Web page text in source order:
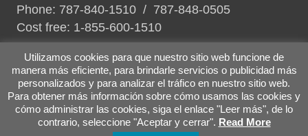
Phone: 787-840-1510 / 787-848-0505
Cost free: 1-855-600-1510
Privacy Policies|Terms and Conditions|About
us
© 2026 Museo de Arte de Ponce |Developed by MIO Digital
Utilizamos cookies para que nuestro sitio web funcione de
manera más eficiente, para brindarle servicios o publicidad más
personalizados y para analizar el tráfico en nuestro sitio web.
Para obtener más información sobre cómo usamos las cookies y
cómo administrar las cookies, siga el enlace "Leer más", de lo
contrario, seleccione "Aceptar y cerrar". Read More